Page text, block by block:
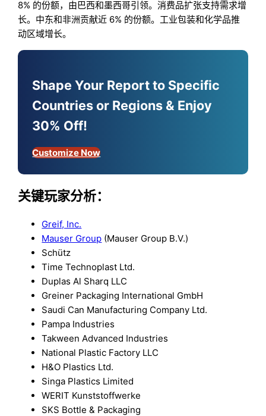
8% 的份额，由巴西和墨西哥引领。消费品扩张支持需求增
长。中东和非洲贡献近 6% 的份额。工业包装和化学品推
动区域增长。
Shape Your Report to Specific
Countries or Regions & Enjoy
30% Off!
Customize Now
关键玩家分析：
Greif, Inc.
Mauser Group (Mauser Group B.V.)
Schütz
Time Technoplast Ltd.
Duplas Al Sharq LLC
Greiner Packaging International GmbH
Saudi Can Manufacturing Company Ltd.
Pampa Industries
Takween Advanced Industries
National Plastic Factory LLC
H&O Plastics Ltd.
Singa Plastics Limited
WERIT Kunststoffwerke
SKS Bottle & Packaging